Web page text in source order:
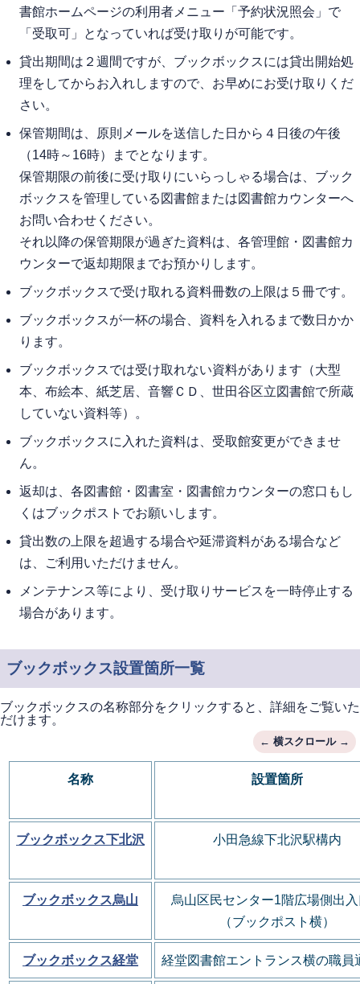
書館ホームページの利用者メニュー「予約状況照会」で
「受取可」となっていれば受け取りが可能です。
貸出期間は２週間ですが、ブックボックスには貸出開始処
理をしてからお入れしますので、お早めにお受け取りくだ
さい。
保管期間は、原則メールを送信した日から４日後の午後
（14時～16時）までとなります。
保管期限の前後に受け取りにいらっしゃる場合は、ブック
ボックスを管理している図書館または図書館カウンターへ
お問い合わせください。
それ以降の保管期限が過ぎた資料は、各管理館・図書館カ
ウンターで返却期限までお預かりします。
ブックボックスで受け取れる資料冊数の上限は５冊です。
ブックボックスが一杯の場合、資料を入れるまで数日かか
ります。
ブックボックスでは受け取れない資料があります（大型
本、布絵本、紙芝居、音響ＣＤ、世田谷区立図書館で所蔵
していない資料等）。
ブックボックスに入れた資料は、受取館変更ができませ
ん。
返却は、各図書館・図書室・図書館カウンターの窓口もし
くはブックポストでお願いします。
貸出数の上限を超過する場合や延滞資料がある場合など
は、ご利用いただけません。
メンテナンス等により、受け取りサービスを一時停止する
場合があります。
ブックボックス設置箇所一覧
ブックボックスの名称部分をクリックすると、詳細をご覧いた
だけます。
名称 設置箇所
ブックボックス下北沢 小田急線下北沢駅構内
ブックボックス烏山 烏山区民センター1階広場側出
（ブックポスト横）
ブックボックス経堂 経堂図書館エントランス横の職員